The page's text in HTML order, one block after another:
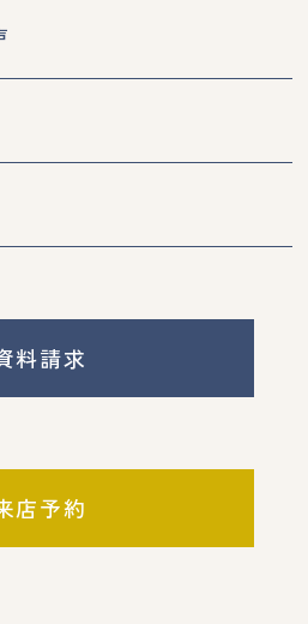
料請求
店予約